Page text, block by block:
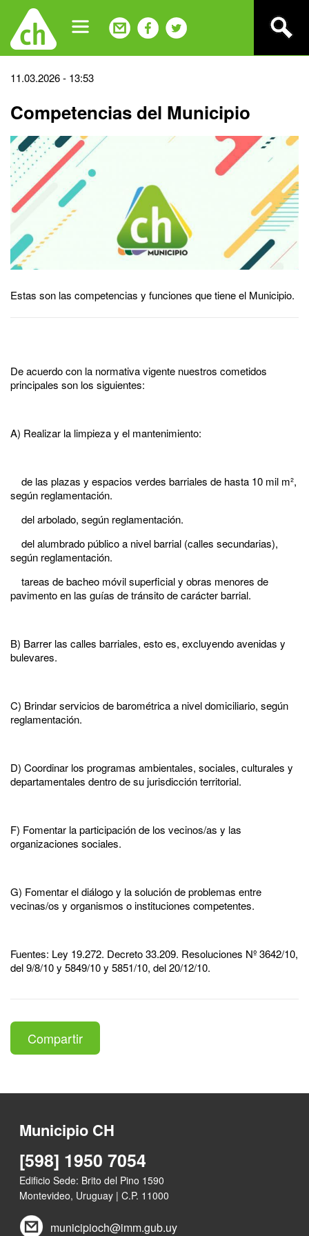
navigation
Back
top
11.03.2026 - 13:53
Competencias del Municipio
Estas son las competencias y funciones que tiene el Municipio.
De acuerdo con la normativa vigente nuestros cometidos
principales son los siguientes:
A) Realizar la limpieza y el mantenimiento:
de las plazas y espacios verdes barriales de hasta 10 mil m²,
según reglamentación.
del arbolado, según reglamentación.
del alumbrado público a nivel barrial (calles secundarias),
según reglamentación.
tareas de bacheo móvil superficial y obras menores de
pavimento en las guías de tránsito de carácter barrial.
B) Barrer las calles barriales, esto es, excluyendo avenidas y
bulevares.
C) Brindar servicios de barométrica a nivel domiciliario, según
reglamentación.
D) Coordinar los programas ambientales, sociales, culturales y
departamentales dentro de su jurisdicción territorial.
F) Fomentar la participación de los vecinos/as y las
organizaciones sociales.
G) Fomentar el diálogo y la solución de problemas entre
vecinas/os y organismos o instituciones competentes.
Fuentes: Ley 19.272. Decreto 33.209. Resoluciones Nº 3642/10,
del 9/8/10 y 5849/10 y 5851/10, del 20/12/10.
Compartir
Municipio CH
[598] 1950 7054
Edificio Sede: Brito del Pino 1590
Montevideo, Uruguay | C.P. 11000
municipioch@imm.gub.uy